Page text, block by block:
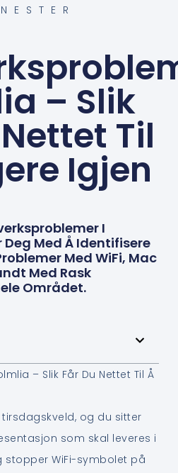
– Slik
Til
Igjen
I
Deg Med Å Identifisere
Med WiFi, Mac
Med Rask
Området.
– Slik Får Du Nettet Til Å
tirsdagskveld, og du sitter
som skal leveres i
stopper WiFi-symbolet på